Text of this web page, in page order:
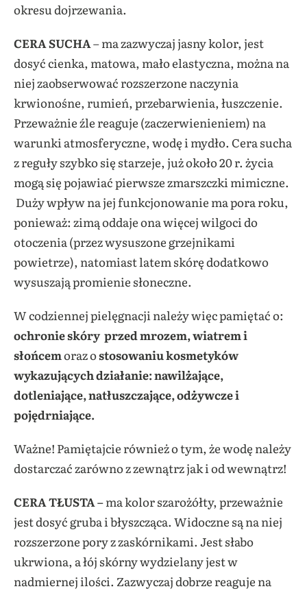
okresu dojrzewania.
CERA SUCHA– ma zazwyczaj jasny kolor, jest
dosyć cienka, matowa, mało elastyczna, można na
niej zaobserwować rozszerzone naczynia
krwionośne, rumień, przebarwienia, łuszczenie.
Przeważnie źle reaguje (zaczerwienieniem) na
warunki atmosferyczne, wodę i mydło. Cera sucha
z reguły szybko się starzeje, już około 20 r. życia
mogą się pojawiać pierwsze zmarszczki mimiczne.
Duży wpływ na jej funkcjonowanie ma pora roku,
ponieważ: zimą oddaje ona więcej wilgoci do
otoczenia (przez wysuszone grzejnikami
powietrze), natomiast latem skórę dodatkowo
wysuszają promienie słoneczne.
W codziennej pielęgnacji należy więc pamiętać o:
ochronie skóry przed mrozem, wiatrem i
słońcemoraz ostosowaniu kosmetyków
wykazujących działanie: nawilżające,
dotleniające, natłuszczające, odżywcze i
pojędrniające.
Ważne! Pamiętajcie również o tym, że wodę należy
dostarczać zarówno z zewnątrz jak i od wewnątrz!
CERA TŁUSTA –ma kolor szarożółty, przeważnie
jest dosyć gruba i błyszcząca. Widoczne są na niej
rozszerzone pory z zaskórnikami. Jest słabo
ukrwiona, a łój skórny wydzielany jest w
nadmiernej ilości. Zazwyczaj dobrze reaguje na